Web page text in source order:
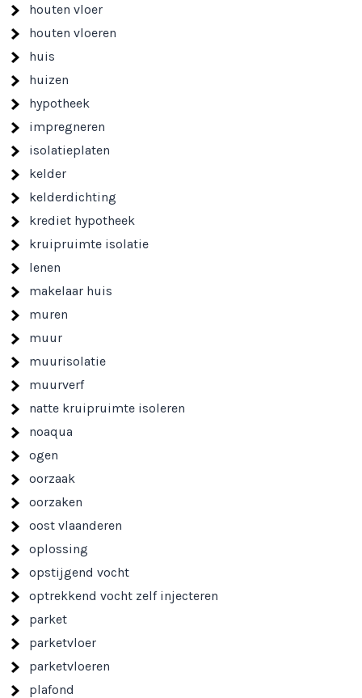
houten vloer
houten vloeren
huis
huizen
hypotheek
impregneren
isolatieplaten
kelder
kelderdichting
krediet hypotheek
kruipruimte isolatie
lenen
makelaar huis
muren
muur
muurisolatie
muurverf
natte kruipruimte isoleren
noaqua
ogen
oorzaak
oorzaken
oost vlaanderen
oplossing
opstijgend vocht
optrekkend vocht zelf injecteren
parket
parketvloer
parketvloeren
plafond